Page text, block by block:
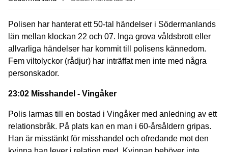
Polisen har hanterat ett 50-tal händelser i Södermanlands
län mellan klockan 22 och 07. Inga grova våldsbrott eller
allvarliga händelser har kommit till polisens kännedom.
Fem viltolyckor (rådjur) har inträffat men inte med några
personskador.
23:02 Misshandel - Vingåker
Polis larmas till en bostad i Vingåker med anledning av ett
relationsbråk. På plats kan en man i 60-årsåldern gripas.
Han är misstänkt för misshandel och ofredande mot den